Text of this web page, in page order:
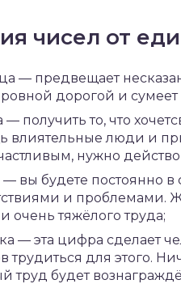
чисел от
— предвещает
дорогой и сумеет
— получить то, что
влиятельные люди и
нужно
— вы будете постоянно
и проблемами.
очень тяжёлого труда;
— эта цифра сделает
трудиться для этого.
труд будет